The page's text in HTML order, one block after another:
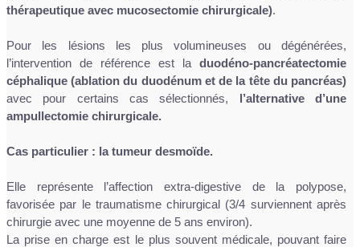
thérapeutique avec mucosectomie chirurgicale).
Pour les lésions les plus volumineuses ou dégénérées,
l’intervention de référence est la duodéno-pancréatectomie
céphalique (ablation du duodénum et de la tête du pancréas)
avec pour certains cas sélectionnés, l’alternative d’une
ampullectomie chirurgicale.
Cas particulier : la tumeur desmoïde.
Elle représente l’affection extra-digestive de la polypose,
favorisée par le traumatisme chirurgical (3/4 surviennent après
chirurgie avec une moyenne de 5 ans environ).
La prise en charge est le plus souvent médicale, pouvant faire